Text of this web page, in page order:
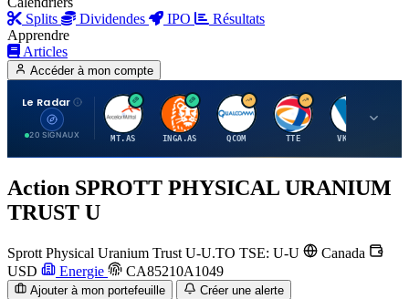
Splits
Dividendes IPO
Résultats
Apprendre
Articles
Accéder à mon compte
Le Radar
20 SIGNAUX
A
MT.AS
I
INGA.AS
Q
QCOM
T
TTE VK.PA
Action SPROTT PHYSICAL URANIUM
TRUST U
Sprott Physical Uranium Trust U-U.TO TSE: U-U
Canada
USD
Energie CA85210A1049
Ajouter à mon portefeuille Créer une alerte